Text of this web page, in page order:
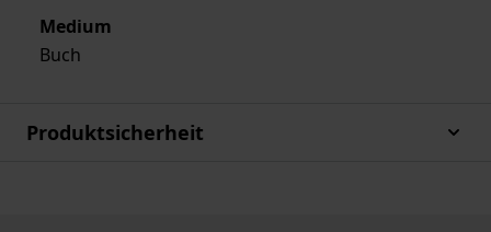
Medium
Buch
Produktsicherheit